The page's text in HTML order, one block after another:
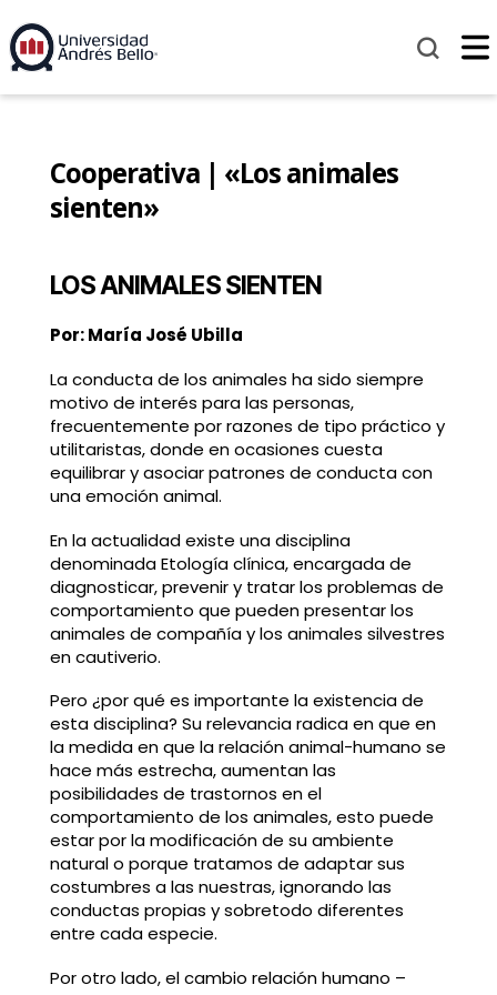
Cooperativa | «Los animales
sienten»
LOS ANIMALES SIENTEN
Por: María José Ubilla
La conducta de los animales ha sido siempre
motivo de interés para las personas,
frecuentemente por razones de tipo práctico y
utilitaristas, donde en ocasiones cuesta
equilibrar y asociar patrones de conducta con
una emoción animal.
En la actualidad existe una disciplina
denominada Etología clínica, encargada de
diagnosticar, prevenir y tratar los problemas de
comportamiento que pueden presentar los
animales de compañía y los animales silvestres
en cautiverio.
Pero ¿por qué es importante la existencia de
esta disciplina? Su relevancia radica en que en
la medida en que la relación animal-humano se
hace más estrecha, aumentan las
posibilidades de trastornos en el
comportamiento de los animales, esto puede
estar por la modificación de su ambiente
natural o porque tratamos de adaptar sus
costumbres a las nuestras, ignorando las
conductas propias y sobretodo diferentes
entre cada especie.
Por otro lado, el cambio relación humano –